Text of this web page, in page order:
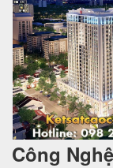
Công